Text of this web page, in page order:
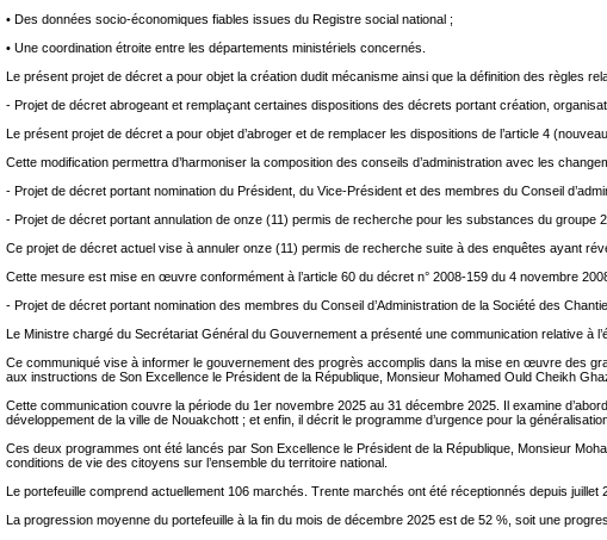
• Des données socio-économiques fiables issues du Registre social national ;
• Une coordination étroite entre les départements ministériels concernés.
Le présent projet de décret a pour objet la création dudit mécanisme ainsi que la définition des règles
‐ Projet de décret abrogeant et remplaçant certaines dispositions des décrets portant création,
Le présent projet de décret a pour objet d’abroger et de remplacer les dispositions de l’article 4
Cette modification permettra d’harmoniser la composition des conseils d’administration avec les
‐ Projet de décret portant nomination du Président, du Vice-Président et des membres du Conseil
‐ Projet de décret portant annulation de onze (11) permis de recherche pour les substances du groupe
Ce projet de décret actuel vise à annuler onze (11) permis de recherche suite à des enquêtes ayant
Cette mesure est mise en œuvre conformément à l’article 60 du décret n° 2008-159 du 4 novembre
‐ Projet de décret portant nomination des membres du Conseil d’Administration de la Société des
Le Ministre chargé du Secrétariat Général du Gouvernement a présenté une communication relative à
Ce communiqué vise à informer le gouvernement des progrès accomplis dans la mise en œuvre des
aux instructions de Son Excellence le Président de la République, Monsieur Mohamed Ould Cheikh
Cette communication couvre la période du 1er novembre 2025 au 31 décembre 2025. Il examine
développement de la ville de Nouakchott ; et enfin, il décrit le programme d’urgence pour la
Ces deux programmes ont été lancés par Son Excellence le Président de la République, Monsieur
conditions de vie des citoyens sur l’ensemble du territoire national.
Le portefeuille comprend actuellement 106 marchés. Trente marchés ont été réceptionnés depuis
La progression moyenne du portefeuille à la fin du mois de décembre 2025 est de 52 %, soit une